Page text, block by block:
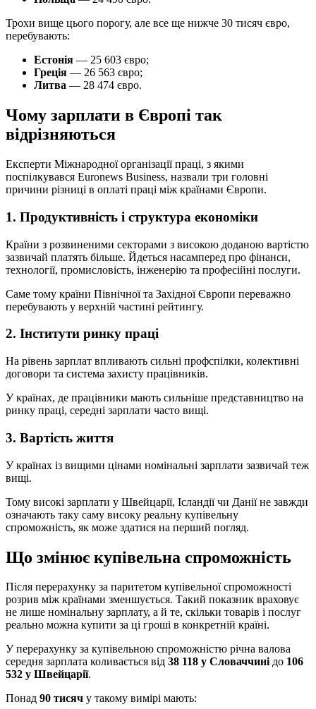
Трохи вище цього порогу, але все ще нижче 30 тисяч євро,
перебувають:
Естонія — 25 603 євро;
Греція — 26 563 євро;
Литва — 28 474 євро.
Чому зарплати в Європі так
відрізняються
Експерти Міжнародної організації праці, з якими
поспілкувався Euronews Business, назвали три головні
причини різниці в оплаті праці між країнами Європи.
1. Продуктивність і структура економіки
Країни з розвиненими секторами з високою доданою вартістю
зазвичай платять більше. Йдеться насамперед про фінанси,
технології, промисловість, інженерію та професійні послуги.
Саме тому країни Північної та Західної Європи переважно
перебувають у верхній частині рейтингу.
2. Інститути ринку праці
На рівень зарплат впливають сильні профспілки, колективні
договори та система захисту працівників.
У країнах, де працівники мають сильніше представництво на
ринку праці, середні зарплати часто вищі.
3. Вартість життя
У країнах із вищими цінами номінальні зарплати зазвичай теж
вищі.
Тому високі зарплати у Швейцарії, Ісландії чи Данії не завжди
означають таку саму високу реальну купівельну
спроможність, як може здатися на перший погляд.
Що змінює купівельна спроможність
Після перерахунку за паритетом купівельної спроможності
розрив між країнами зменшується. Такий показник враховує
не лише номінальну зарплату, а й те, скільки товарів і послуг
реально можна купити за ці гроші в конкретній країні.
У перерахунку за купівельною спроможністю річна валова
середня зарплата коливається від 38 118 у Словаччинідо 106
532 у Швейцарії.
Понад 90 тисяч у такому вимірі мають: